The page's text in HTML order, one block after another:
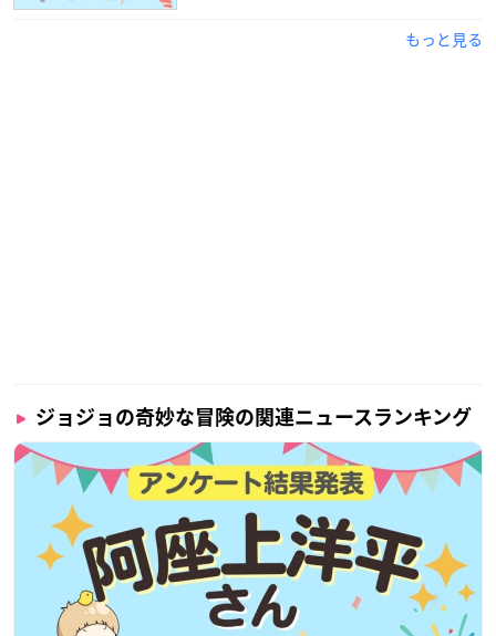
もっと見る
ジョジョの奇妙な冒険の関連ニュースランキング